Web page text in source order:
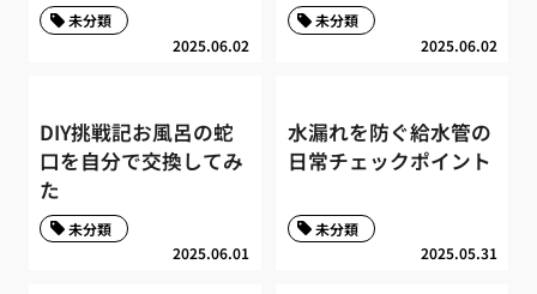
2025.06.02
未分類
2025.06.02
未分類
DIY挑戦記お風呂の蛇
口を自分で交換してみ
た
2025.06.01
未分類
水漏れを防ぐ給水管の
日常チェックポイント
2025.05.31
未分類